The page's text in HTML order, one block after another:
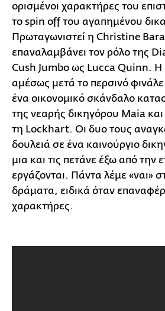
ορισμένοι χαρακτήρες του
το spin off του αγαπημένου
Πρωταγωνιστεί η Christine
επαναλαμβάνει τον ρόλο της
Cush Jumbo ως Lucca Quinn. H
αμέσως μετά το περσινό
ένα οικονομικό σκάνδαλο
της νεαρής δικηγόρου Maia
τη Lockhart. Οι δυο τους
δουλειά σε ένα καινούργιο
μια και τις πετάνε έξω από την
εργάζονται. Πάντα λέμε «ναι»
δράματα, ειδικά όταν
χαρακτήρες.